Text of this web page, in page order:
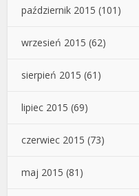
październik 2015 (101)
wrzesień 2015 (62)
sierpień 2015 (61)
lipiec 2015 (69)
czerwiec 2015 (73)
maj 2015 (81)